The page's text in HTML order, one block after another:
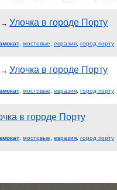
→ Улочка в городе Порту
мостовые евразия город порту
→ Улочка в городе Порту
мостовые евразия город порту
в городе Порту
мостовые евразия город порту